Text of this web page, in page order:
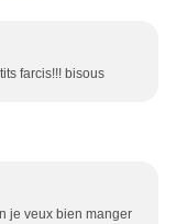
farcis!!! bisous
je veux bien manger